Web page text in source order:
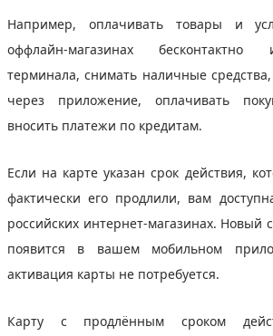
Например, оплачивать товары и
оффлайн-магазинах бесконтактно
терминала, снимать наличные
через приложение, оплачивать
вносить платежи по кредитам.
Если на карте указан срок действия,
фактически его продлили, вам
российских интернет-магазинах. Новый
появится в вашем мобильном
активация карты не потребуется.
Карту с продлённым сроком